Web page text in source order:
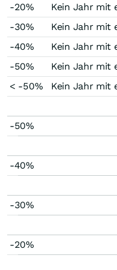
-20%
Kein Jahr mit
-30%
Kein Jahr mit
-40%
Kein Jahr mit
-50%
Kein Jahr mit
< -50%
Kein Jahr mit
-50%
-40%
-30%
-20%